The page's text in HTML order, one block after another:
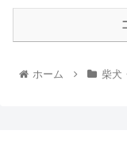
ホーム 柴犬